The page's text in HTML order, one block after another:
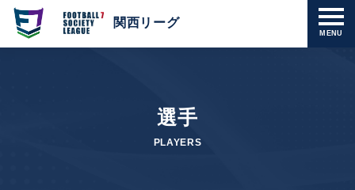
MENU
関西リーグ
選手
PLAYERS